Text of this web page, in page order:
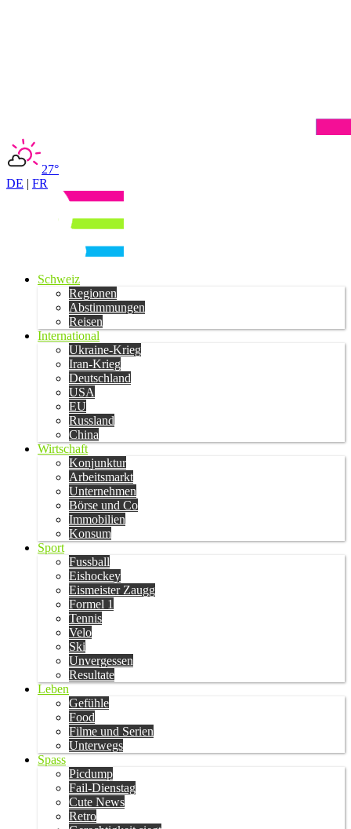
27°
DE | FR
Schweiz
Regionen
Abstimmungen
Reisen
International
Ukraine-Krieg
Iran-Krieg
Deutschland
USA
EU
Russland
China
Wirtschaft
Konjunktur
Arbeitsmarkt
Unternehmen
Börse und Co
Immobilien
Konsum
Sport
Fussball
Eishockey
Eismeister Zaugg
Formel 1
Tennis
Velo
Ski
Unvergessen
Resultate
Leben
Gefühle
Food
Filme und Serien
Unterwegs
Spass
Picdump
Fail-Dienstag
Cute News
Retro